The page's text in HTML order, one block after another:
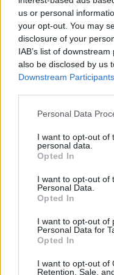
us or personal
your opt-out. You may
disclosure of your
IAB’s list of
also be disclosed by us
Downstream Participants
Personal Data
I want to opt-out of
personal data.
Opted In
I want to opt-out of
Personal Data.
Opted In
I want to opt-out of
Personal Data for
Opted In
I want to opt-out of
Retention, Sale,
Branagh
συζύγου της